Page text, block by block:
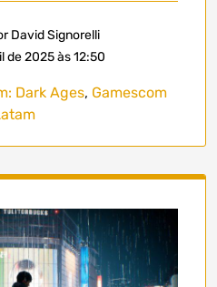
David Signorelli
de 2025 às 12:50
Dark Ages, Gamescom